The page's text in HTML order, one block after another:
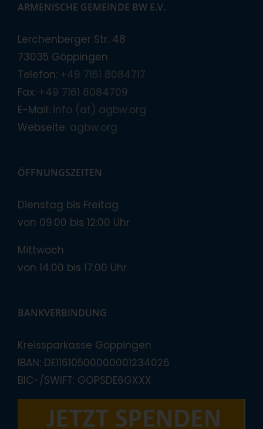
ARMENISCHE GEMEINDE BW E.V.
Lerchenberger Str. 48
73035 Göppingen
Telefon: +49 7161 8084717
Fax: +49 7161 8084709
E-Mail: info (at) agbw.org
Webseite: agbw.org
ÖFFNUNGSZEITEN
Dienstag bis Freitag
von 09:00 bis 12:00 Uhr
Mittwoch
von 14:00 bis 17:00 Uhr
BANKVERBINDUNG
Kreissparkasse Göppingen
IBAN: DE11610500000001234026
BIC-/SWIFT: GOPSDE6GXXX